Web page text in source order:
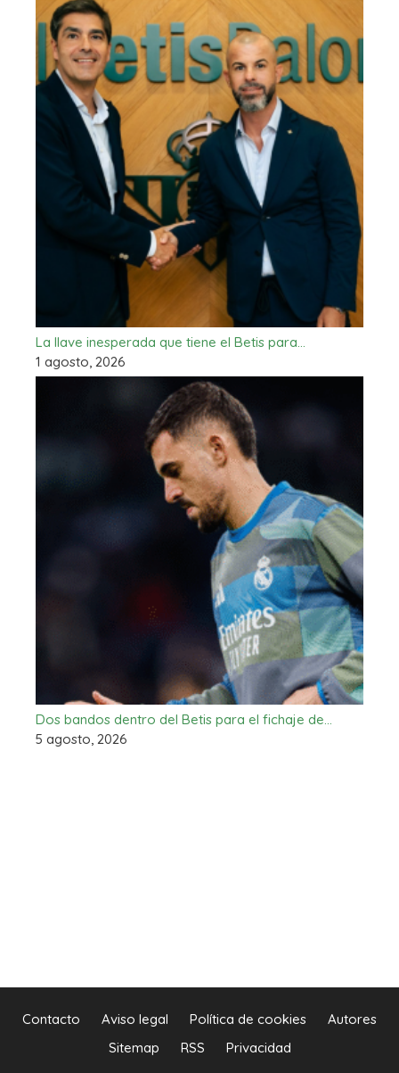
La llave inesperada que tiene el Betis para…
1 agosto, 2026
Dos bandos dentro del Betis para el fichaje de…
5 agosto, 2026
Contacto Aviso legal Política de cookies
Autores
Sitemap
RSS Privacidad